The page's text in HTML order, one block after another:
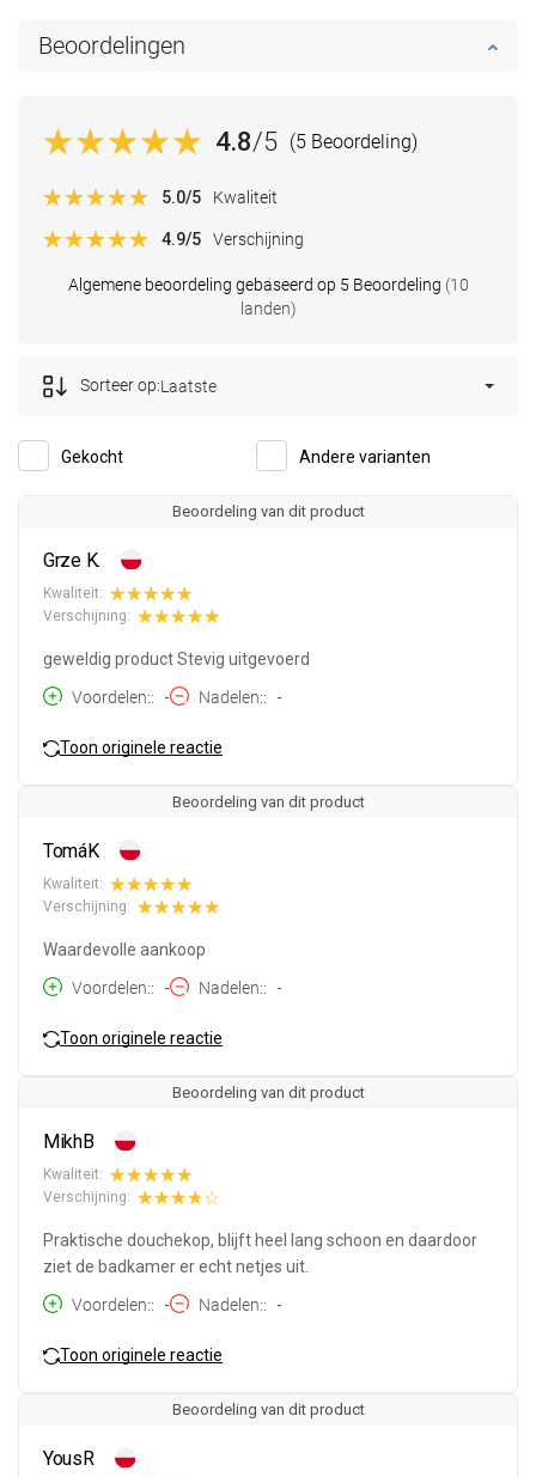
Beoordelingen
4.8/5 (5 Beoordeling)
Algemene beoordeling gebaseerd op 5 Beoordeling (10
landen)
5.0/5 Kwaliteit
4.9/5 Verschijning
Gekocht Andere varianten
Sorteer op:Laatste
Beoordeling van dit product
Grze K.
Kwaliteit:
Verschijning:
geweldig product Stevig uitgevoerd
Voordelen:
- Nadelen: -
Toon originele reactie
Beoordeling van dit product
TomáK
Kwaliteit:
Verschijning:
Waardevolle aankoop
Voordelen:
- Nadelen: -
Toon originele reactie
Beoordeling van dit product
MikhB
Kwaliteit:
Verschijning:
Praktische douchekop, blijft heel lang schoon en daardoor
ziet de badkamer er echt netjes uit.
Voordelen:
- Nadelen: -
Toon originele reactie
Beoordeling van dit product
YousR